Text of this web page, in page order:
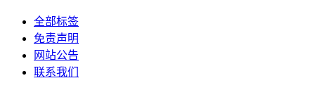
全部标签
免责声明
网站公告
联系我们